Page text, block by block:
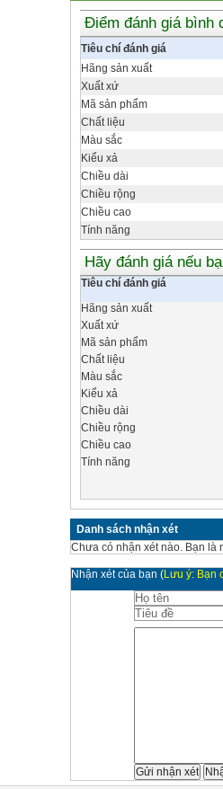
Điểm đánh giá bình
Tiêu chí đánh giá
Hãng sản xuất
Xuất xứ
Mã sản phẩm
Chất liệu
Màu sắc
Kiểu xả
Chiều dài
Chiều rộng
Chiều cao
Tính năng
Hãy đánh giá nếu
Tiêu chí đánh giá
Hãng sản xuất
Xuất xứ
Mã sản phẩm
Chất liệu
Màu sắc
Kiểu xả
Chiều dài
Chiều rộng
Chiều cao
Tính năng
Danh sách nhận xét
Chưa có nhận xét nào. Bạn là
Nhận xét của bạn (Lưu ý: Bạn